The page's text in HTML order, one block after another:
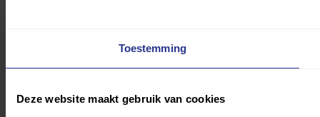
Toestemming
Deze website maakt gebruik van cookies